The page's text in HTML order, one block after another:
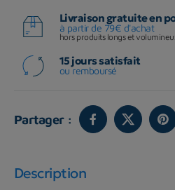
Livraison gratuite en
à partir de 79€ d'achat
hors produits longs et
15 jours satisfait
ou remboursé
Partager :
Description